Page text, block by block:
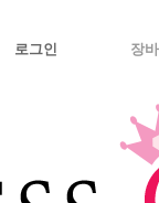
로그인 장